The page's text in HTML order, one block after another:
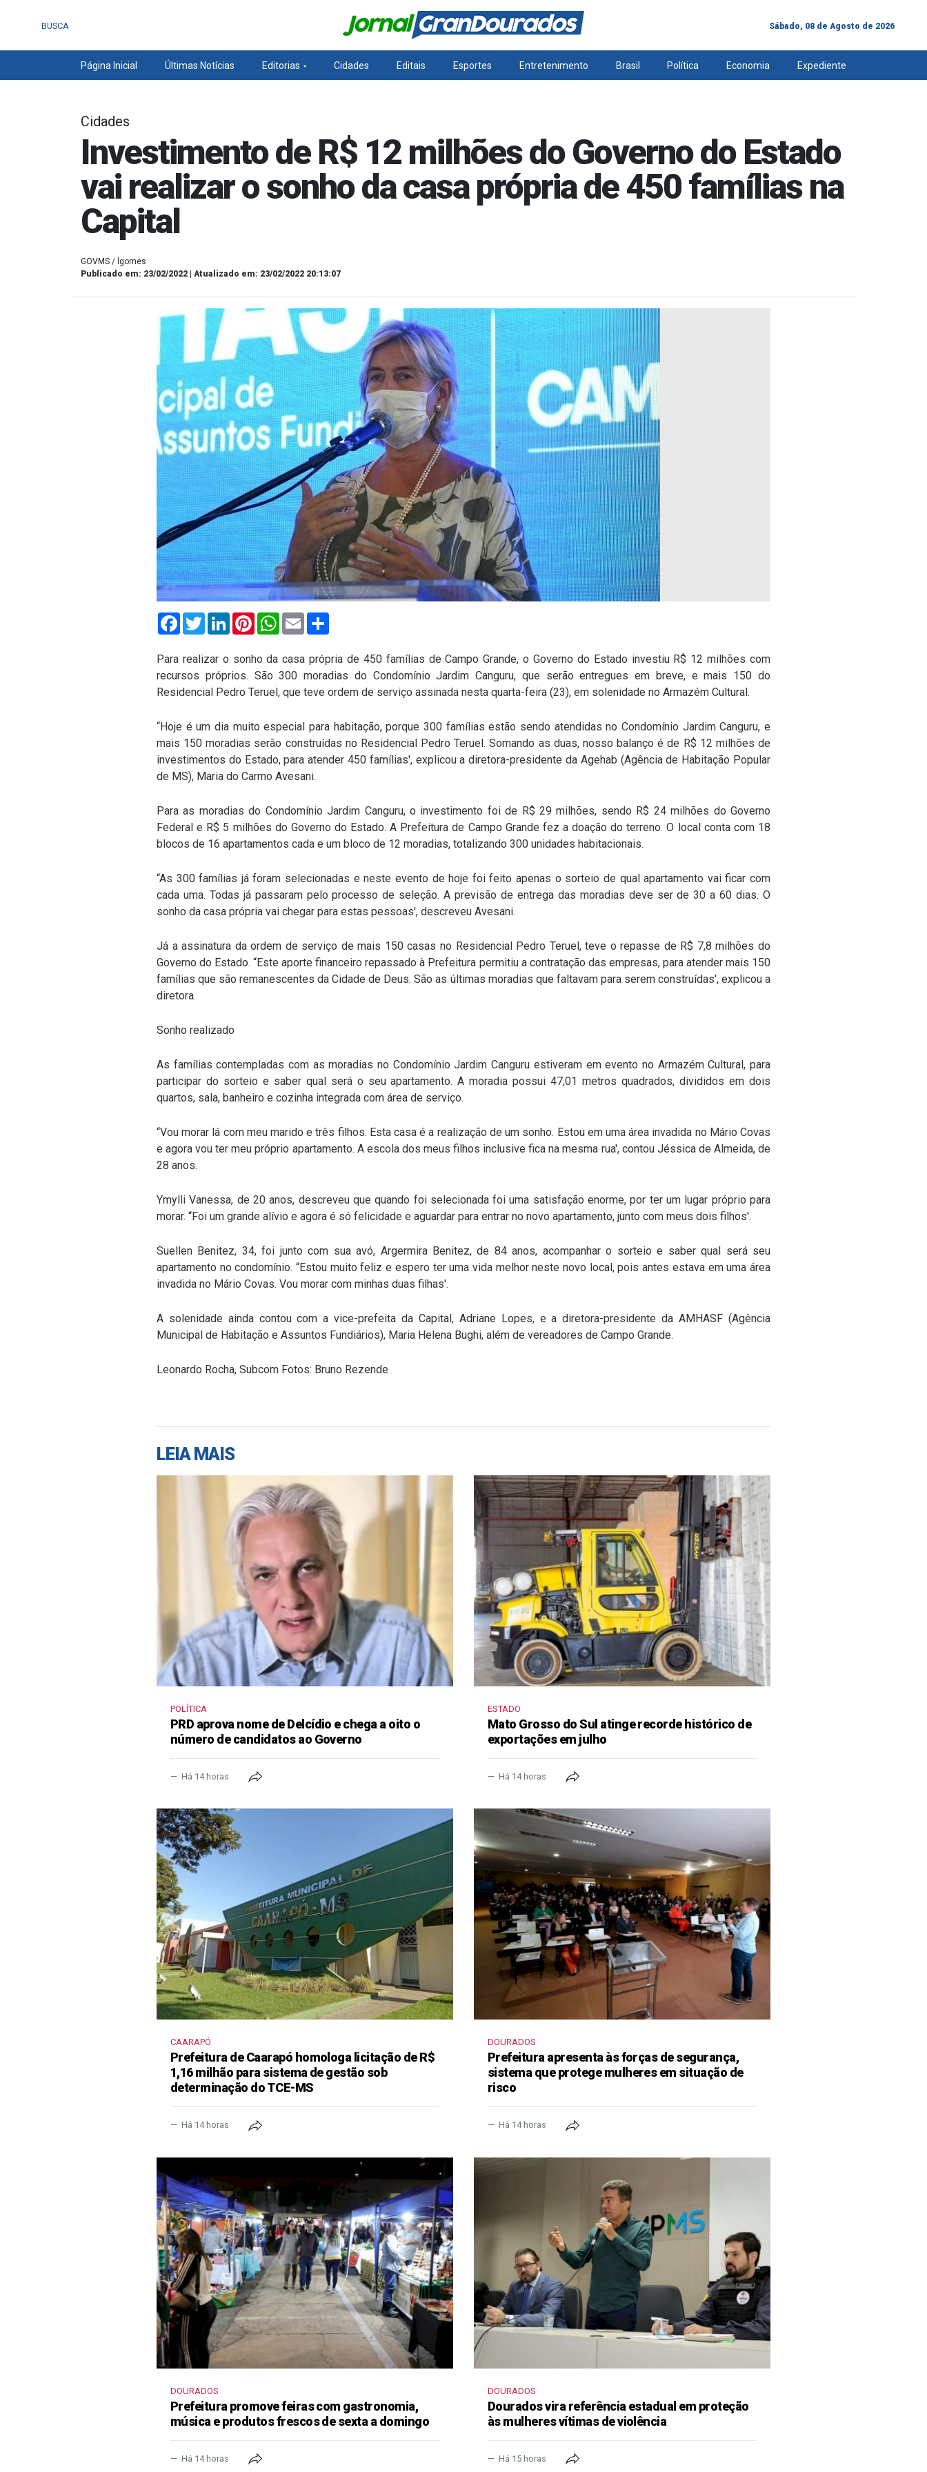
BUSCA Sábado, 08 de Agosto de 2026
Página Inicial Últimas Notícias Editorias Cidades Editais Esportes Entretenimento Brasil Política Economia Expediente
Cidades
Investimento de R$ 12 milhões do Governo do Estado
vai realizar o sonho da casa própria de 450 famílias na
Capital
GOVMS / lgomes
Publicado em: 23/02/2022 | Atualizado em: 23/02/2022 20:13:07
FacebookTwitterLinkedInPinterestWhatsApp
Email
Para realizar o sonho da casa própria de 450 famílias de Campo Grande, o Governo do Estado investiu R$ 12 milhões com
recursos próprios. São 300 moradias do Condomínio Jardim Canguru, que serão entregues em breve, e mais 150 do
Residencial Pedro Teruel, que teve ordem de serviço assinada nesta quarta-feira (23), em solenidade no Armazém Cultural.
“Hoje é um dia muito especial para habitação, porque 300 famílias estão sendo atendidas no Condomínio Jardim Canguru, e
mais 150 moradias serão construídas no Residencial Pedro Teruel. Somando as duas, nosso balanço é de R$ 12 milhões de
investimentos do Estado, para atender 450 famílias', explicou a diretora-presidente da Agehab (Agência de Habitação Popular
de MS), Maria do Carmo Avesani.
Para as moradias do Condomínio Jardim Canguru, o investimento foi de R$ 29 milhões, sendo R$ 24 milhões do Governo
Federal e R$ 5 milhões do Governo do Estado. A Prefeitura de Campo Grande fez a doação do terreno. O local conta com 18
blocos de 16 apartamentos cada e um bloco de 12 moradias, totalizando 300 unidades habitacionais.
“As 300 famílias já foram selecionadas e neste evento de hoje foi feito apenas o sorteio de qual apartamento vai ficar com
cada uma. Todas já passaram pelo processo de seleção. A previsão de entrega das moradias deve ser de 30 a 60 dias. O
sonho da casa própria vai chegar para estas pessoas', descreveu Avesani.
Já a assinatura da ordem de serviço de mais 150 casas no Residencial Pedro Teruel, teve o repasse de R$ 7,8 milhões do
Governo do Estado. “Este aporte financeiro repassado à Prefeitura permitiu a contratação das empresas, para atender mais 150
famílias que são remanescentes da Cidade de Deus. São as últimas moradias que faltavam para serem construídas', explicou a
diretora.
Sonho realizado
As famílias contempladas com as moradias no Condomínio Jardim Canguru estiveram em evento no Armazém Cultural, para
participar do sorteio e saber qual será o seu apartamento. A moradia possui 47,01 metros quadrados, divididos em dois
quartos, sala, banheiro e cozinha integrada com área de serviço.
“Vou morar lá com meu marido e três filhos. Esta casa é a realização de um sonho. Estou em uma área invadida no Mário Covas
e agora vou ter meu próprio apartamento. A escola dos meus filhos inclusive fica na mesma rua', contou Jéssica de Almeida, de
28 anos.
Ymylli Vanessa, de 20 anos, descreveu que quando foi selecionada foi uma satisfação enorme, por ter um lugar próprio para
morar. “Foi um grande alívio e agora é só felicidade e aguardar para entrar no novo apartamento, junto com meus dois filhos'.
Suellen Benitez, 34, foi junto com sua avó, Argermira Benitez, de 84 anos, acompanhar o sorteio e saber qual será seu
apartamento no condomínio. “Estou muito feliz e espero ter uma vida melhor neste novo local, pois antes estava em uma área
invadida no Mário Covas. Vou morar com minhas duas filhas'.
A solenidade ainda contou com a vice-prefeita da Capital, Adriane Lopes, e a diretora-presidente da AMHASF (Agência
Municipal de Habitação e Assuntos Fundiários), Maria Helena Bughi, além de vereadores de Campo Grande.
Leonardo Rocha, Subcom Fotos: Bruno Rezende
LEIA MAIS
POLÍTICA
PRD aprova nome de Delcídio e chega a oito o
número de candidatos ao Governo
Há 14 horas
ESTADO
Mato Grosso do Sul atinge recorde histórico de
exportações em julho
Há 14 horas
CAARAPÓ
Prefeitura de Caarapó homologa licitação de R$
1,16 milhão para sistema de gestão sob
determinação do TCE-MS
Há 14 horas
DOURADOS
Prefeitura apresenta às forças de segurança,
sistema que protege mulheres em situação de
risco
Há 14 horas
DOURADOS
Prefeitura promove feiras com gastronomia,
música e produtos frescos de sexta a domingo
Há 14 horas
DOURADOS
Dourados vira referência estadual em proteção
às mulheres vítimas de violência
Há 15 horas